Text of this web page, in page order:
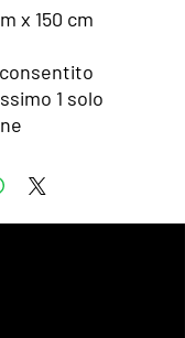
x 150 cm
1 solo